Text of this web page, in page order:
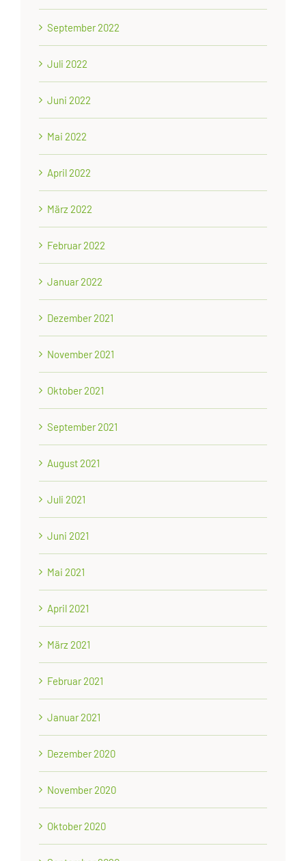
September 2022
Juli 2022
Juni 2022
Mai 2022
April 2022
März 2022
Februar 2022
Januar 2022
Dezember 2021
November 2021
Oktober 2021
September 2021
August 2021
Juli 2021
Juni 2021
Mai 2021
April 2021
März 2021
Februar 2021
Januar 2021
Dezember 2020
November 2020
Oktober 2020